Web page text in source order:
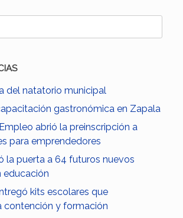
del natatorio municipal
gastronómica en Zapala
abrió la preinscripción a
para emprendedores
la puerta a 64 futuros nuevos
educación
kits escolares que
contención y formación